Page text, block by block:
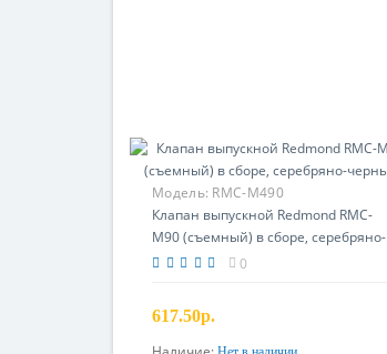
Модель: RMC-M490
Клапан выпускной Redmond RMC-
M90 (съемный) в сборе, серебряно-
черный
0
617.50р.